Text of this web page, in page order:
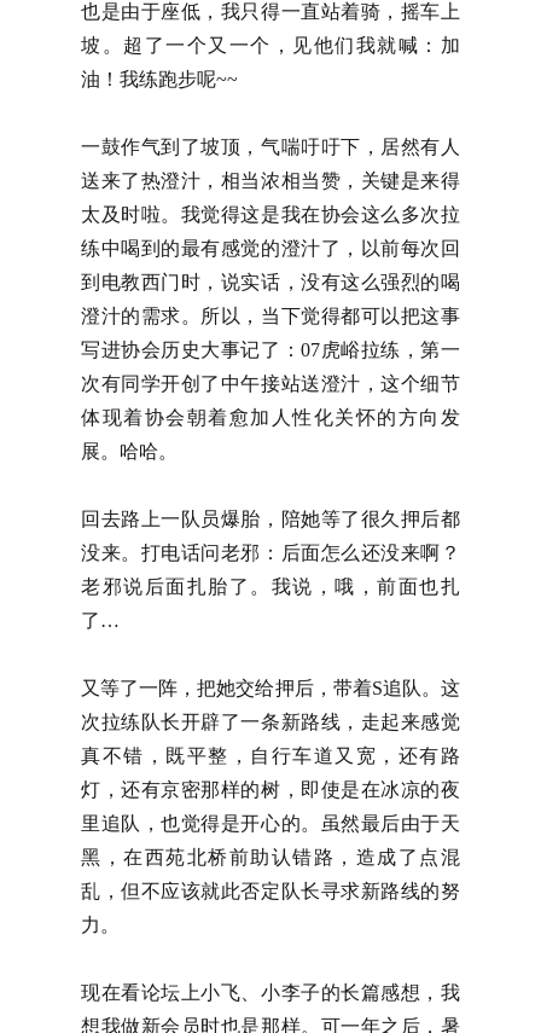
也是由于座低，我只得一直站着骑，摇车上
坡。超了一个又一个，见他们我就喊：加
油！我练跑步呢~~
一鼓作气到了坡顶，气喘吁吁下，居然有人
送来了热澄汁，相当浓相当赞，关键是来得
太及时啦。我觉得这是我在协会这么多次拉
练中喝到的最有感觉的澄汁了，以前每次回
到电教西门时，说实话，没有这么强烈的喝
澄汁的需求。所以，当下觉得都可以把这事
写进协会历史大事记了：07虎峪拉练，第一
次有同学开创了中午接站送澄汁，这个细节
体现着协会朝着愈加人性化关怀的方向发
展。哈哈。
回去路上一队员爆胎，陪她等了很久押后都
没来。打电话问老邪：后面怎么还没来啊？
老邪说后面扎胎了。我说，哦，前面也扎
了…
又等了一阵，把她交给押后，带着S追队。这
次拉练队长开辟了一条新路线，走起来感觉
真不错，既平整，自行车道又宽，还有路
灯，还有京密那样的树，即使是在冰凉的夜
里追队，也觉得是开心的。虽然最后由于天
黑，在西苑北桥前助认错路，造成了点混
乱，但不应该就此否定队长寻求新路线的努
力。
现在看论坛上小飞、小李子的长篇感想，我
想我做新会员时也是那样。可一年之后，暑